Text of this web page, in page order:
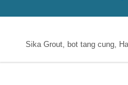
Sika Grout, bot tang cung,